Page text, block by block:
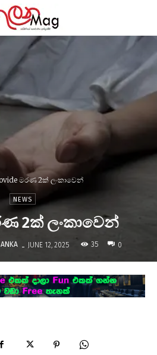
මරණ 2ක් ලංකාවෙන්
NEWS
2ක් ලංකාවෙන්
- JUNE 12, 2025 35 0